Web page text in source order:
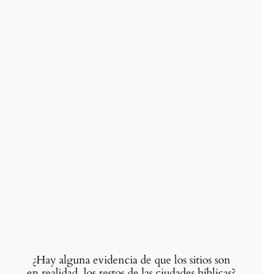
¿Hay alguna evidencia de que los sitios son